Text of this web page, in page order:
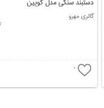
دستبند سنگی مدل کویین
گالری مهرو
0